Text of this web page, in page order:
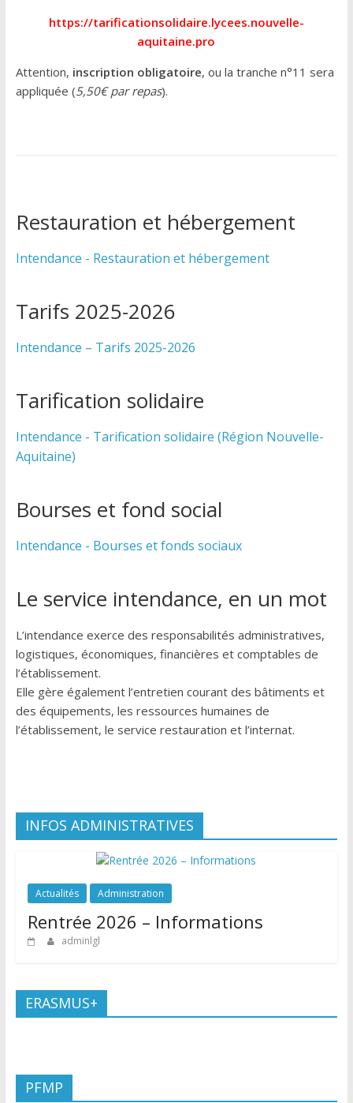
https://tarificationsolidaire.lycees.nouvelle-
aquitaine.pro
Attention, inscription obligatoire, ou la tranche n°11 sera
appliquée (5,50€ par repas).
Restauration et hébergement
Intendance - Restauration et hébergement
Tarifs 2025-2026
Intendance – Tarifs 2025-2026
Tarification solidaire
Intendance - Tarification solidaire (Région Nouvelle-
Aquitaine)
Bourses et fond social
Intendance - Bourses et fonds sociaux
Le service intendance, en un mot
L’intendance exerce des responsabilités administratives,
logistiques, économiques, financières et comptables de
l’établissement.
Elle gère également l’entretien courant des bâtiments et
des équipements, les ressources humaines de
l’établissement, le service restauration et l’internat.
INFOS ADMINISTRATIVES
Actualités Administration
Rentrée 2026 – Informations
adminlgl
ERASMUS+
PFMP